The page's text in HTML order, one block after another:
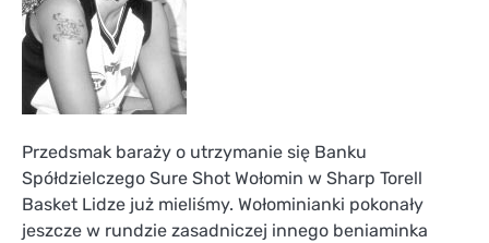
Przedsmak baraży o utrzymanie się Banku
Spółdzielczego Sure Shot Wołomin w Sharp Torell
Basket Lidze już mieliśmy. Wołominianki pokonały
jeszcze w rundzie zasadniczej innego beniaminka